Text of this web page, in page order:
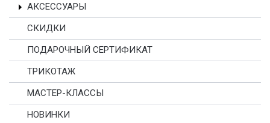
АКСЕССУАРЫ
СКИДКИ
ПОДАРОЧНЫЙ СЕРТИФИКАТ
ТРИКОТАЖ
МАСТЕР-КЛАССЫ
НОВИНКИ